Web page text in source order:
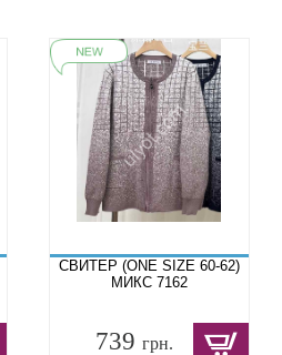
СВИТЕР (ONE SIZE 60-62)
МИКС 7162
739грн.